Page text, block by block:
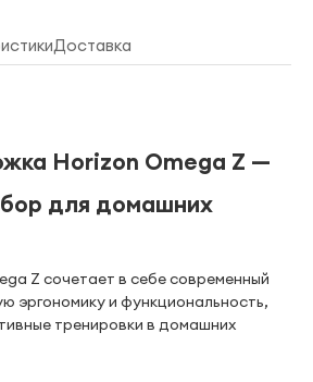
Доставка
Horizon Omega Z —
для домашних
Z сочетает в себе современный
эргономику и функциональность,
тренировки в домашних